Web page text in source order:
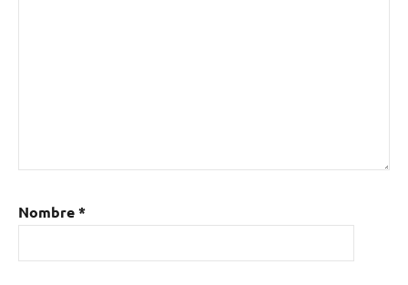
Nombre*